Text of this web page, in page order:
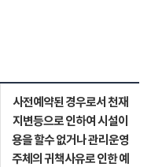
사전예약된 경우로서 천재
지변등으로 인하여 시설이
용을 할수 없거나 관리운영
주체의 귀책사유로 인한 예